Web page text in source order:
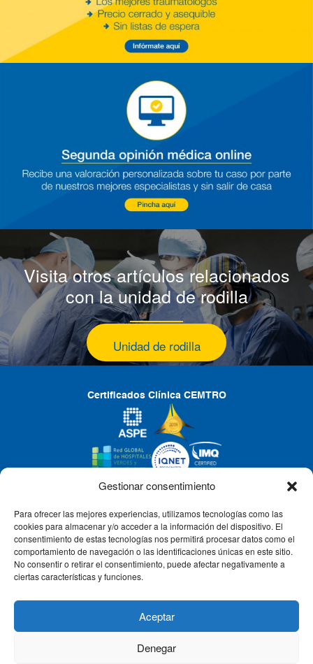
Gestionar consentimiento
Para ofrecer las mejores experiencias, utilizamos tecnologías como las
cookies para almacenar y/o acceder a la información del dispositivo. El
consentimiento de estas tecnologías nos permitirá procesar datos como el
comportamiento de navegación o las identificaciones únicas en este sitio.
No consentir o retirar el consentimiento, puede afectar negativamente a
ciertas características y funciones.
Aceptar
Denegar
Visita otros artículos relacionados
con la unidad de rodilla
Unidad de rodilla
Certificados Clínica CEMTRO
CLÍNICA CEMTRO
QUIÉNES SOMOS